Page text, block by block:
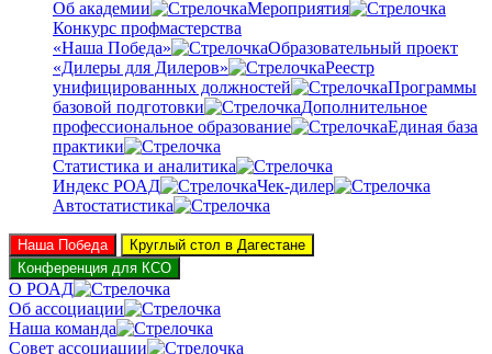
Об академии
Мероприятия
Конкурс профмастерства
«Наша Победа»
Образовательный проект
«Дилеры для Дилеров»
Реестр
унифицированных должностей
Программы
базовой подготовки
Дополнительное
профессиональное образование
Единая база
практики
Статистика и аналитика
Индекс РОАД
Чек-дилер
Автостатистика
Наша Победа
Круглый стол в Дагестане
Конференция для КСО
О РОАД
Об ассоциации
Наша команда
Совет ассоциации